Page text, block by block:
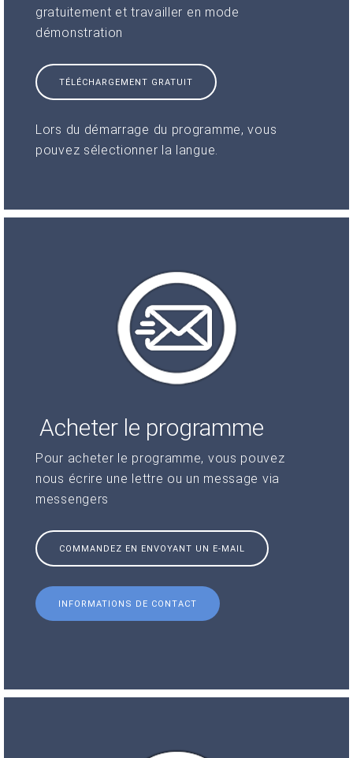
gratuitement et travailler en mode
démonstration
TÉLÉCHARGEMENT GRATUIT
Lors du démarrage du programme, vous
pouvez sélectionner la langue.
Acheter le programme
Pour acheter le programme, vous pouvez
nous écrire une lettre ou un message via
messengers
COMMANDEZ EN ENVOYANT UN E-MAIL
INFORMATIONS DE CONTACT